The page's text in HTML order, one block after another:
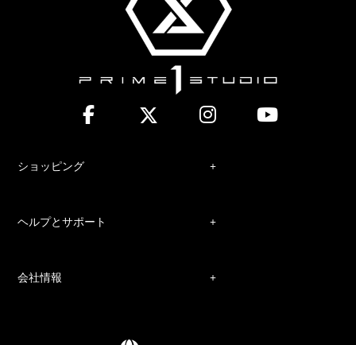
ショッピング
ヘルプとサポート
会社情報